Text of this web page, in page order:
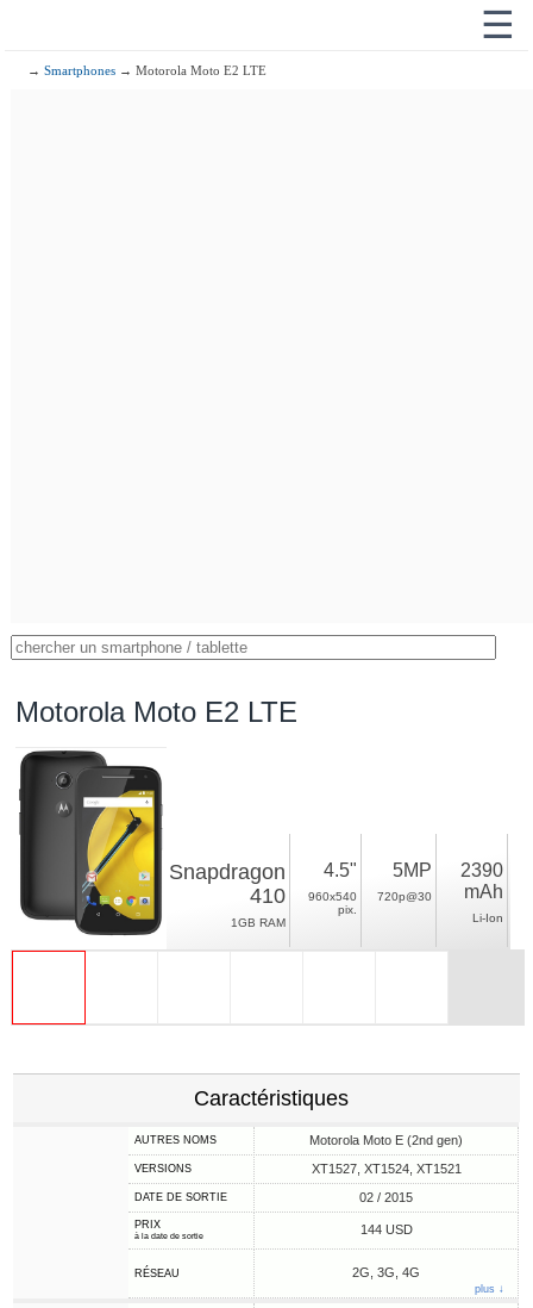
☰
→Smartphones → Motorola Moto E2 LTE
Motorola Moto E2 LTE
Snapdragon
410
1GB RAM
4.5"
960x540
pix.
5MP
720p@30
2390
mAh
Li-Ion
Caractéristiques
AUTRES NOMS Motorola Moto E (2nd gen)
VERSIONS XT1527, XT1524, XT1521
DATE DE SORTIE 02 / 2015
PRIX
à la date de sortie 144 USD
RÉSEAU 2G, 3G, 4G
plus ↓